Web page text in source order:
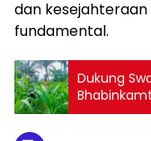
dan
fundamental.
Dukung